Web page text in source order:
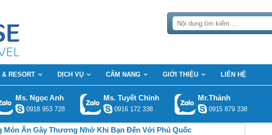
& RESORT DỊCH VỤ CẨM NANG GIỚI THIỆU LIÊN HỆ
Ms. Ngọc Anh
0918 953 728
Ms. Tuyết Chinh
0916 172 338
Mr.Thành
0915 879 338
Món Ăn Gây Thương Nhớ Khi Bạn Đến Với Phú Quốc